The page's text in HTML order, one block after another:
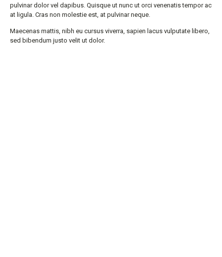
pulvinar dolor vel dapibus. Quisque ut nunc ut orci venenatis tempor ac
at ligula. Cras non molestie est, at pulvinar neque.
Maecenas mattis, nibh eu cursus viverra, sapien lacus vulputate libero,
sed bibendum justo velit ut dolor.